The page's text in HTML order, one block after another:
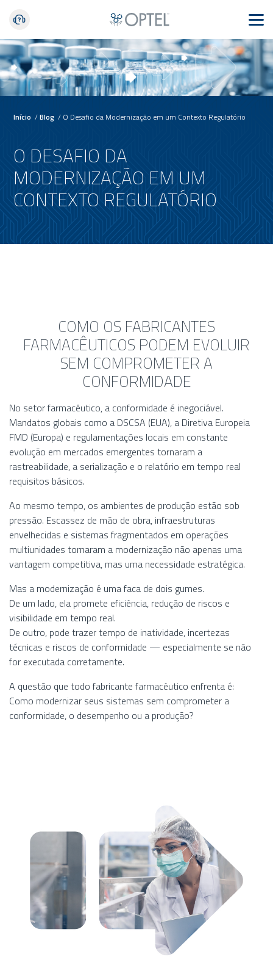
Início /Blog / O Desafio da Modernização em um Contexto Regulatório
O DESAFIO DA
MODERNIZAÇÃO EM UM
CONTEXTO REGULATÓRIO
COMO OS FABRICANTES
FARMACÊUTICOS PODEM EVOLUIR
SEM COMPROMETER A
CONFORMIDADE
No setor farmacêutico, a conformidade é inegociável.
Mandatos globais como a DSCSA (EUA), a Diretiva Europeia
FMD (Europa) e regulamentações locais em constante
evolução em mercados emergentes tornaram a
rastreabilidade, a serialização e o relatório em tempo real
requisitos básicos.
Ao mesmo tempo, os ambientes de produção estão sob
pressão. Escassez de mão de obra, infraestruturas
envelhecidas e sistemas fragmentados em operações
multiunidades tornaram a modernização não apenas uma
vantagem competitiva, mas uma necessidade estratégica.
Mas a modernização é uma faca de dois gumes.
De um lado, ela promete eficiência, redução de riscos e
visibilidade em tempo real.
De outro, pode trazer tempo de inatividade, incertezas
técnicas e riscos de conformidade — especialmente se não
for executada corretamente.
A questão que todo fabricante farmacêutico enfrenta é:
Como modernizar seus sistemas sem comprometer a
conformidade, o desempenho ou a produção?